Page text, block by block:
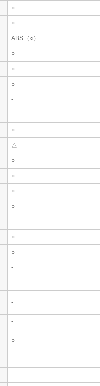
○
○
ABS（○）
○
○
○
-
-
○
△
○
○
○
○
-
○
○
-
-
-
-
○
-
-